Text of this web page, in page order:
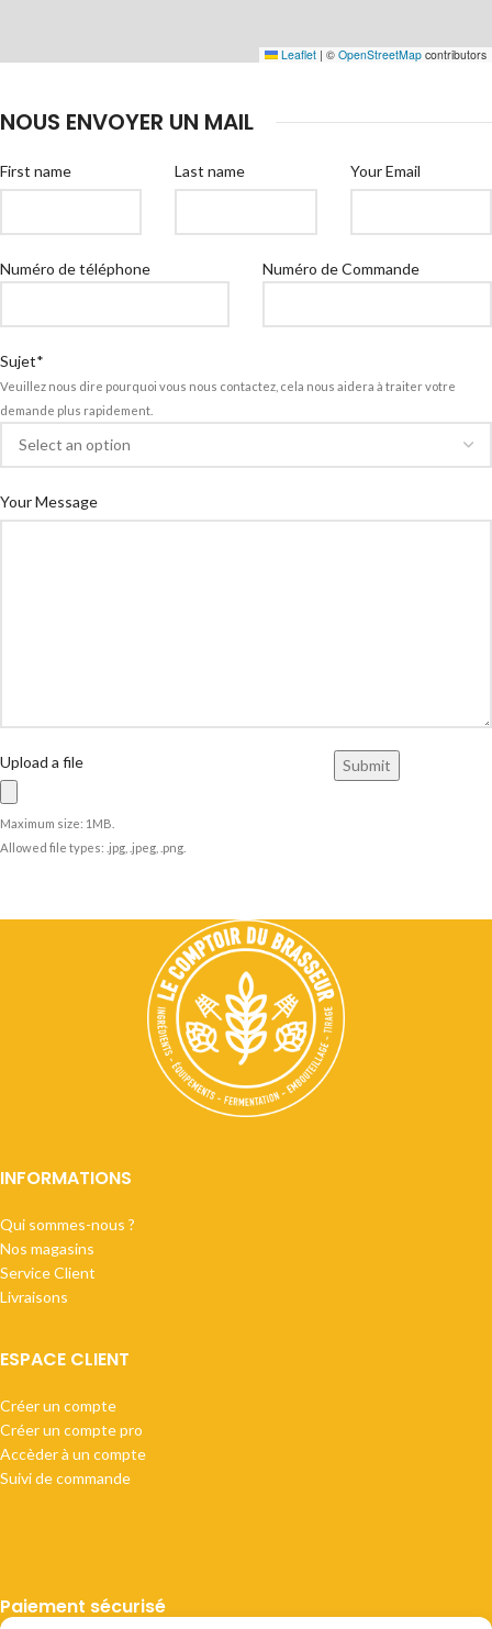
Leaflet | © OpenStreetMap contributors
NOUS ENVOYER UN MAIL
First name Last name Your Email
Numéro de téléphone Numéro de Commande
Sujet*
Veuillez nous dire pourquoi vous nous contactez, cela nous aidera à traiter votre
demande plus rapidement.
Your Message
Upload a file
Maximum size: 1MB.
Allowed file types: .jpg, .jpeg, .png.
INFORMATIONS
Qui sommes-nous ?
Nos magasins
Service Client
Livraisons
ESPACE CLIENT
Créer un compte
Créer un compte pro
Accèder à un compte
Suivi de commande
Paiement sécurisé